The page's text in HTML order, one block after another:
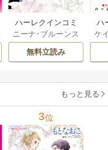
ハーレクインコミ
ックス セット 202
6年 vol.1063 1巻
ニーナ･ブルーンス
おおつきちずる
レベッカ･ヨーク
ーディ/海野みつる
サラ･ウッド/流
水凛子
無料立読み
ハ
ッ
ケ
ザ
もっと見る
3位